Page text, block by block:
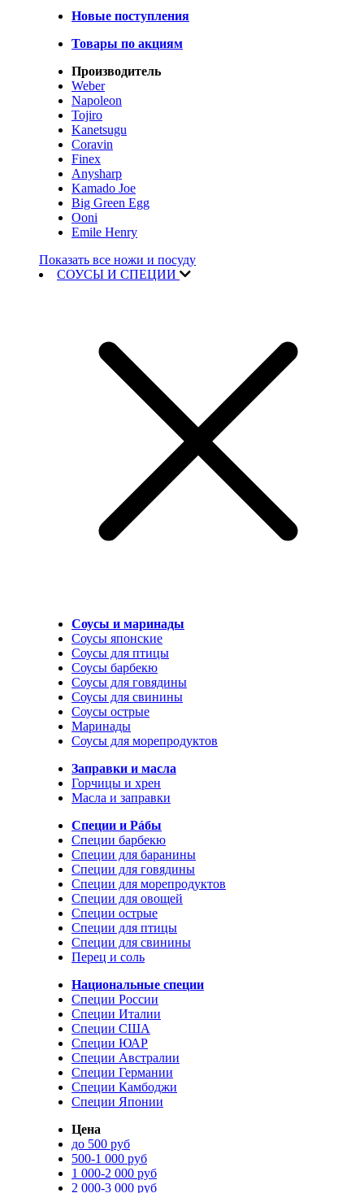
Новые поступления
Товары по акциям
Производитель
Weber
Napoleon
Tojiro
Kanetsugu
Coravin
Finex
Anysharp
Kamado Joe
Big Green Egg
Ooni
Emile Henry
Показать все ножи и посуду
СОУСЫ И СПЕЦИИ
Соусы и маринады
Соусы японские
Соусы для птицы
Соусы барбекю
Соусы для говядины
Соусы для свинины
Соусы острые
Маринады
Соусы для морепродуктов
Заправки и масла
Горчицы и хрен
Масла и заправки
Специи и Рáбы
Специи барбекю
Специи для баранины
Специи для говядины
Специи для морепродуктов
Специи для овощей
Специи острые
Специи для птицы
Специи для свинины
Перец и соль
Национальные специи
Специи России
Специи Италии
Специи США
Специи ЮАР
Специи Австралии
Специи Германии
Специи Камбоджи
Специи Японии
Цена
до 500 руб
500-1 000 руб
1 000-2 000 руб
2 000-3 000 руб